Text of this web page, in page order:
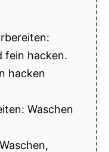
fein hacken.
hacken
Waschen